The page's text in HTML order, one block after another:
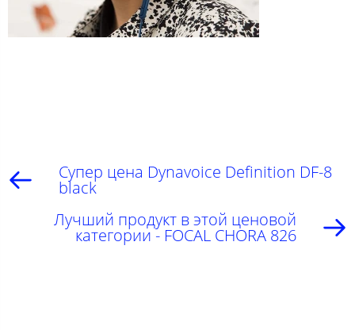
Супер цена Dynavoice Definition DF-8
black
Лучший продукт в этой ценовой
категории - FOCAL CHORA 826